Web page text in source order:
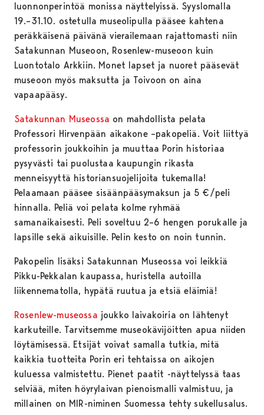
luonnonperintöä monissa näyttelyissä. Syyslomalla
19.–31.10. ostetulla museolipulla pääsee kahtena
peräkkäisenä päivänä vierailemaan rajattomasti niin
Satakunnan Museoon, Rosenlew-museoon kuin
Luontotalo Arkkiin. Monet lapset ja nuoret pääsevät
museoon myös maksutta ja Toivoon on aina
vapaapääsy.
Satakunnan Museossa on mahdollista pelata
Professori Hirvenpään aikakone –pakopeliä. Voit liittyä
professorin joukkoihin ja muuttaa Porin historiaa
pysyvästi tai puolustaa kaupungin rikasta
menneisyyttä historiansuojelijoita tukemalla!
Pelaamaan pääsee sisäänpääsymaksun ja 5 €/peli
hinnalla. Peliä voi pelata kolme ryhmää
samanaikaisesti. Peli soveltuu 2–6 hengen porukalle ja
lapsille sekä aikuisille. Pelin kesto on noin tunnin.
Pakopelin lisäksi Satakunnan Museossa voi leikkiä
Pikku-Pekkalan kaupassa, huristella autoilla
liikennematolla, hypätä ruutua ja etsiä eläimiä!
Rosenlew-museossa joukko laivakoiria on lähtenyt
karkuteille. Tarvitsemme museokävijöitten apua niiden
löytämisessä. Etsijät voivat samalla tutkia, mitä
kaikkia tuotteita Porin eri tehtaissa on aikojen
kuluessa valmistettu. Pienet paatit -näyttelyssä taas
selviää, miten höyrylaivan pienoismalli valmistuu, ja
millainen on MIR-niminen Suomessa tehty sukellusalus.